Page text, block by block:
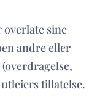
overlate sine
andre eller
tillatelse.